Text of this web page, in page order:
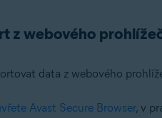
z webového
data z webového
Avast Secure Browser, v